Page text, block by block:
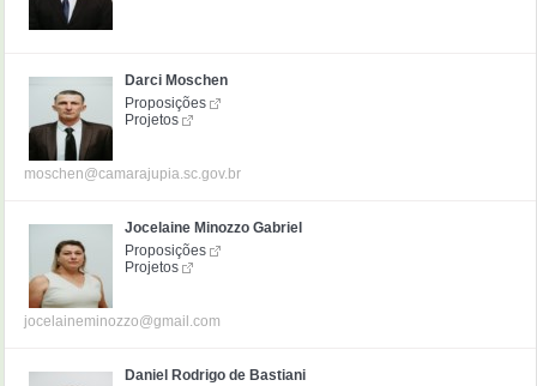
Darci Moschen
Proposições
Projetos
moschen@camarajupia.sc.gov.br
Jocelaine Minozzo Gabriel
Proposições
Projetos
jocelaineminozzo@gmail.com
Daniel Rodrigo de Bastiani